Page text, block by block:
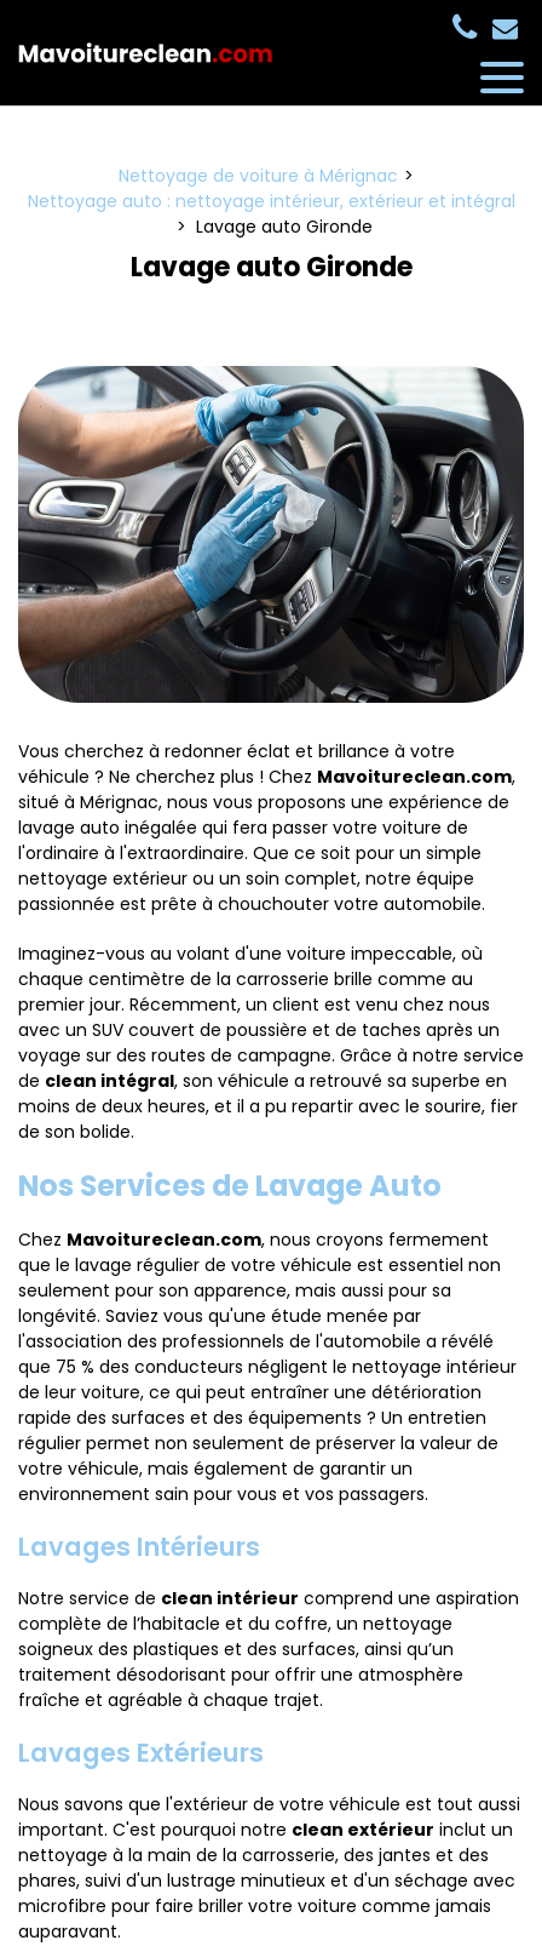
Nettoyage de voiture à Mérignac
Nettoyage auto : nettoyage intérieur, extérieur et intégral
Lavage auto Gironde
Lavage auto Gironde
Vous cherchez à redonner éclat et brillance à votre
véhicule ? Ne cherchez plus ! Chez Mavoitureclean.com,
situé à Mérignac, nous vous proposons une expérience de
lavage auto inégalée qui fera passer votre voiture de
l'ordinaire à l'extraordinaire. Que ce soit pour un simple
nettoyage extérieur ou un soin complet, notre équipe
passionnée est prête à chouchouter votre automobile.
Imaginez-vous au volant d'une voiture impeccable, où
chaque centimètre de la carrosserie brille comme au
premier jour. Récemment, un client est venu chez nous
avec un SUV couvert de poussière et de taches après un
voyage sur des routes de campagne. Grâce à notre service
de clean intégral, son véhicule a retrouvé sa superbe en
moins de deux heures, et il a pu repartir avec le sourire, fier
de son bolide.
Nos Services de Lavage Auto
Chez Mavoitureclean.com, nous croyons fermement
que le lavage régulier de votre véhicule est essentiel non
seulement pour son apparence, mais aussi pour sa
longévité. Saviez vous qu'une étude menée par
l'association des professionnels de l'automobile a révélé
que 75 % des conducteurs négligent le nettoyage intérieur
de leur voiture, ce qui peut entraîner une détérioration
rapide des surfaces et des équipements ? Un entretien
régulier permet non seulement de préserver la valeur de
votre véhicule, mais également de garantir un
environnement sain pour vous et vos passagers.
Lavages Intérieurs
Notre service de clean intérieur comprend une aspiration
complète de l’habitacle et du coffre, un nettoyage
soigneux des plastiques et des surfaces, ainsi qu’un
traitement désodorisant pour offrir une atmosphère
fraîche et agréable à chaque trajet.
Lavages Extérieurs
Nous savons que l'extérieur de votre véhicule est tout aussi
important. C'est pourquoi notre clean extérieur inclut un
nettoyage à la main de la carrosserie, des jantes et des
phares, suivi d'un lustrage minutieux et d'un séchage avec
microfibre pour faire briller votre voiture comme jamais
auparavant.